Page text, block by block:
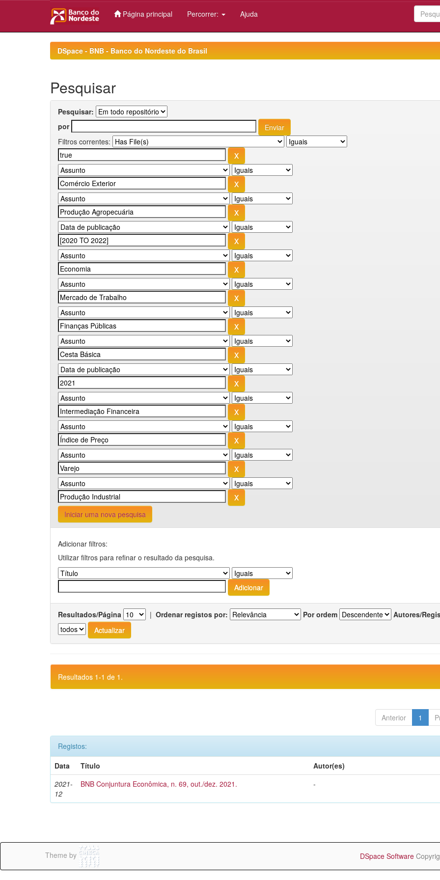
Página principal Percorrer: Ajuda
DSpace - BNB - Banco do Nordeste do Brasil
Pesquisar
Pesquisar:
por
Filtros correntes:
Iniciar uma nova pesquisa
Adicionar filtros:
Utilizar filtros para refinar o resultado da pesquisa.
Resultados/Página | Ordenar registos por: Por ordem Autores/
Resultados 1-1 de 1.
Anterior 1
Registos:
Data
Título
Autor(es)
2021-
12
BNB Conjuntura Econômica, n. 69, out./dez. 2021. -
Theme by DSpace Software